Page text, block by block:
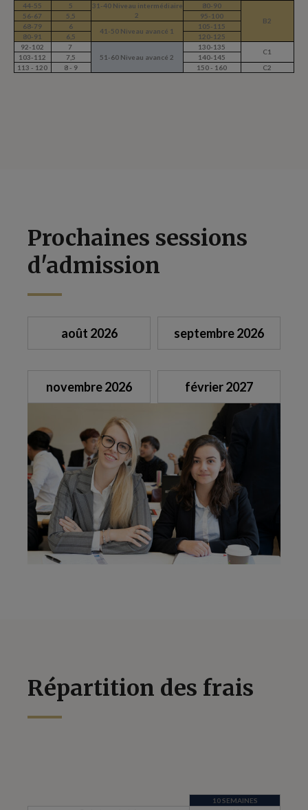
44-55
5
31-40 Niveau intermédiaire
2
80-90
B2
56-67 5,5
95-100
68-79
6
41-50 Niveau avancé 1
105-115
80-91
6,5
120-125
92-102
7
51-60 Niveau avancé 2
130-135
C1
103-112 7,5
140-145
113 - 120
8 - 9 150 - 160 C2
Prochaines sessions
d'admission
août 2026 septembre 2026
novembre 2026 février 2027
Répartition des frais
10 SEMAINES